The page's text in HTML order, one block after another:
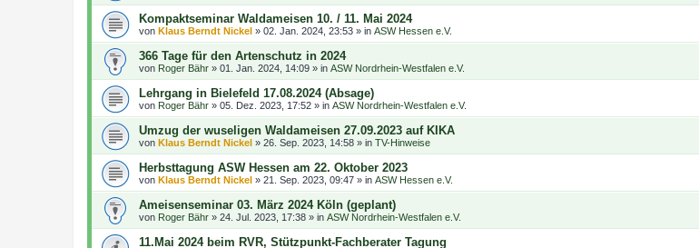
Kompaktseminar Waldameisen 10. / 11. Mai 2024
von Klaus Berndt Nickel » 02. Jan. 2024, 23:53 » in ASW Hessen e.V.
366 Tage für den Artenschutz in 2024
von Roger Bähr » 01. Jan. 2024, 14:09 » in ASW Nordrhein-Westfalen e.V.
Lehrgang in Bielefeld 17.08.2024 (Absage)
von Roger Bähr » 05. Dez. 2023, 17:52 » in ASW Nordrhein-Westfalen e.V.
Umzug der wuseligen Waldameisen 27.09.2023 auf KIKA
von Klaus Berndt Nickel » 26. Sep. 2023, 14:58 » in TV-Hinweise
Herbsttagung ASW Hessen am 22. Oktober 2023
von Klaus Berndt Nickel » 21. Sep. 2023, 09:47 » in ASW Hessen e.V.
Ameisenseminar 03. März 2024 Köln (geplant)
von Roger Bähr » 24. Jul. 2023, 17:38 » in ASW Nordrhein-Westfalen e.V.
11.Mai 2024 beim RVR, Stützpunkt-Fachberater Tagung